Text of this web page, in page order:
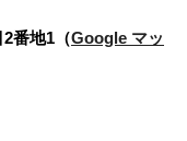
番地1（Google マッ